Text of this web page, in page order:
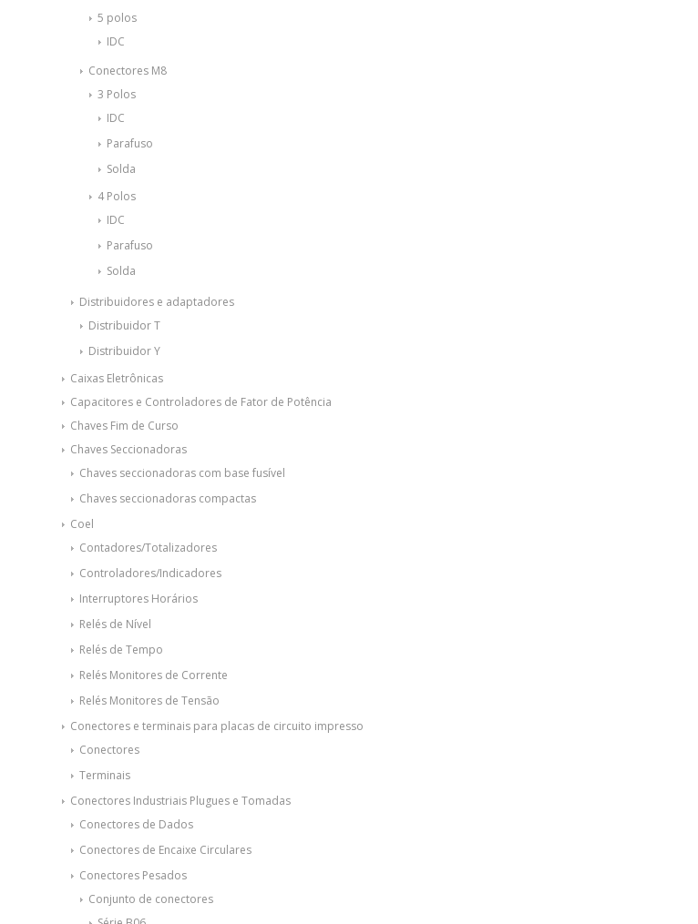
5 polos
IDC
Conectores M8
3 Polos
IDC
Parafuso
Solda
4 Polos
IDC
Parafuso
Solda
Distribuidores e adaptadores
Distribuidor T
Distribuidor Y
Caixas Eletrônicas
Capacitores e Controladores de Fator de Potência
Chaves Fim de Curso
Chaves Seccionadoras
Chaves seccionadoras com base fusível
Chaves seccionadoras compactas
Coel
Contadores/Totalizadores
Controladores/Indicadores
Interruptores Horários
Relés de Nível
Relés de Tempo
Relés Monitores de Corrente
Relés Monitores de Tensão
Conectores e terminais para placas de circuito impresso
Conectores
Terminais
Conectores Industriais Plugues e Tomadas
Conectores de Dados
Conectores de Encaixe Circulares
Conectores Pesados
Conjunto de conectores